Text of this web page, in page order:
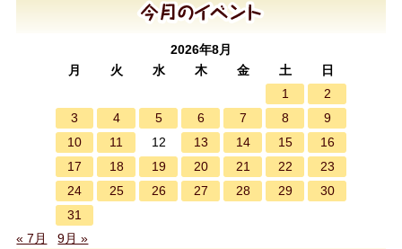
2026年8月
月
火 水 木 金 土
日
1
2
3
4 5 6 7 8
9
10
11 12 13 14 15
16
17
18 19 20 21 22
23
24
25 26 27 28 29
30
31
« 7月
9月 »